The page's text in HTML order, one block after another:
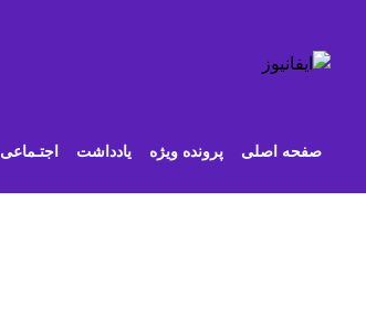
محتوای
صفحه اصلی پرونده ویژه یادداشت اجتـماعی